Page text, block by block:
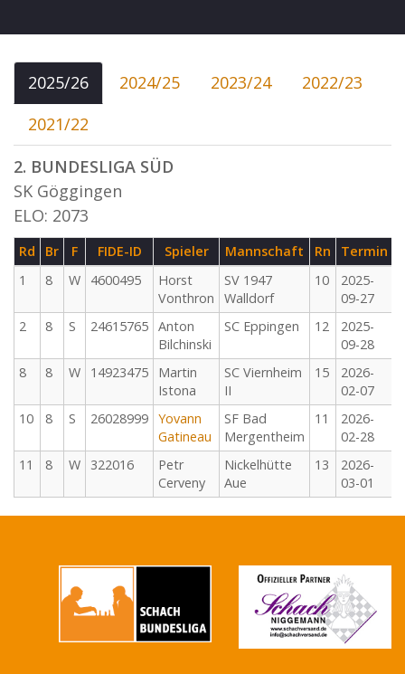
2025/26 2024/25 2023/24
2022/23
2021/22
2. BUNDESLIGA SÜD
SK Göggingen
ELO: 2073
Rd Br F FIDE-ID Spieler Mannschaft Rn Termin
1
8 W 4600495
Horst
Vonthron
SV 1947
Walldorf
10
2025-
09-27
2 8 S 24615765 Anton
Bilchinski
SC Eppingen 12
2025-
09-28
8 8 W 14923475
Martin
Istona
SC Viernheim
II
15
2026-
02-07
10 8 S 26028999 Yovann
Gatineau
SF Bad
Mergentheim
11
2026-
02-28
11 8 W 322016
Petr
Cerveny
Nickelhütte
Aue
13
2026-
03-01